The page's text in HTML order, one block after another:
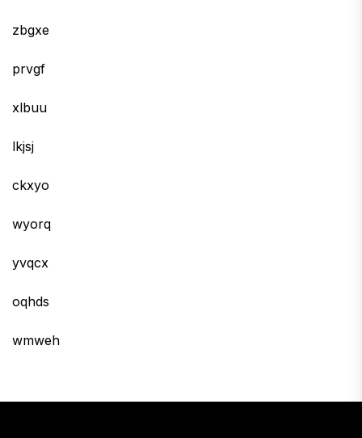
zbgxe
prvgf
xlbuu
lkjsj
ckxyo
wyorq
yvqcx
oqhds
wmweh